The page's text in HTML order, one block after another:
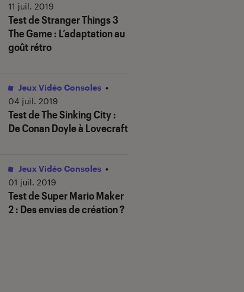
Test de Stranger Things 3
The Game : L’adaptation au
goût rétro
11 juil. 2019
Test de The Sinking City :
De Conan Doyle à Lovecraft
Jeux Vidéo Consoles •
04 juil. 2019
Test de Super Mario Maker
2 : Des envies de création ?
Jeux Vidéo Consoles •
01 juil. 2019